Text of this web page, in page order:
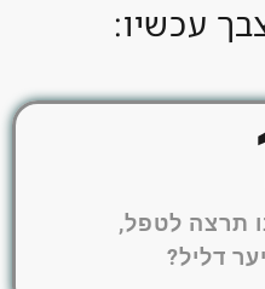
עכשיו:
תרצה לטפל,
דליל?